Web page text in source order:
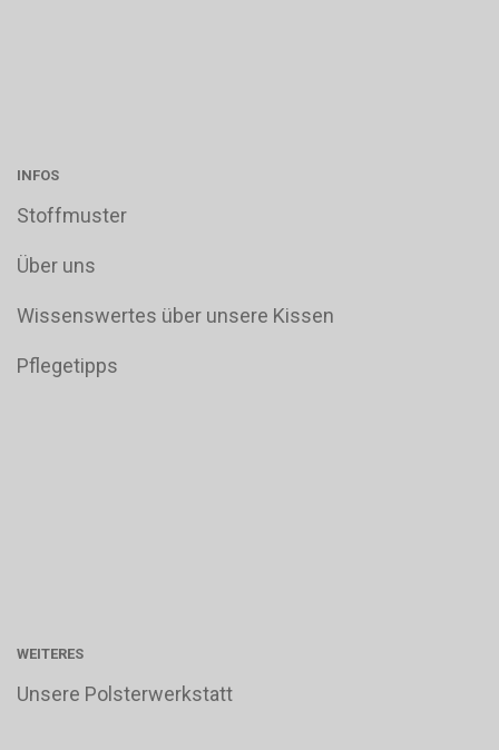
INFOS
Stoffmuster
Über uns
Wissenswertes über unsere Kissen
Pflegetipps
WEITERES
Unsere Polsterwerkstatt